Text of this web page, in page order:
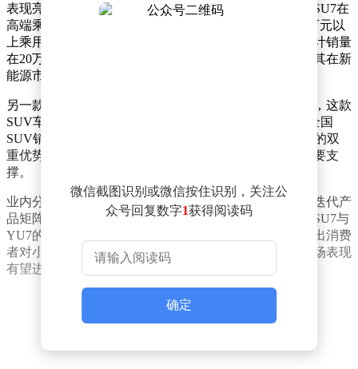
表现亮眼。根据汽车之家与易车发布的销量榜单，小米SU7在
高端乘用车领域展现强劲竞争力，4月单月销量位居20万元以
上乘用车细分市场首位。同时，该车型今年前四个月累计销量
在20万元以上纯电轿车类别中拔得头筹，进一步巩固了其在新
能源市场的地位。
另一款车型小米YU7同样表现不俗。易车销量数据显示，这款
SUV车型在1至4月期间以71761辆的终端累计销量登顶全国
SUV销量榜。自上市以来，YU7凭借产品力与市场策略的双
重优势，持续吸引消费者关注，成为品牌销量增长的重要支
撑。
业内分析指出，小米汽车通过精准定位细分市场、快速迭代产
品矩阵，成功在竞争激烈的新能源赛道占据一席之地。SU7与
YU7的双线突破，不仅展现了品牌的技术积累，也反映出消费
者对小米汽车品质的认可。随着产品线持续完善，其市场表现
有望进一步攀升。
微信截图识别或微信按住识别，关注公
众号回复数字1获得阅读码
确定